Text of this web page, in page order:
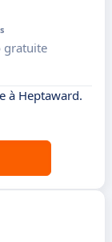
gratuite
à Heptaward.